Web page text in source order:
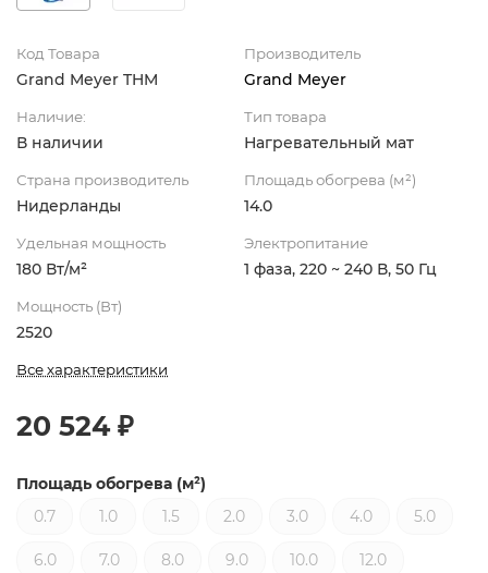
Код Товара
Grand Meyer THM
Производитель
Grand Meyer
Наличие:
В наличии
Тип товара
Нагревательный мат
Страна производитель
Нидерланды
Площадь обогрева (м²)
14.0
Удельная мощность
180 Вт/м²
Электропитание
1 фаза, 220 ~ 240 В, 50 Гц
Мощность (Вт)
2520
Все характеристики
20 524 ₽
Площадь обогрева (м²)
0.7
1.0 1.5 2.0 3.0 4.0 5.0
6.0 7.0 8.0 9.0 10.0 12.0